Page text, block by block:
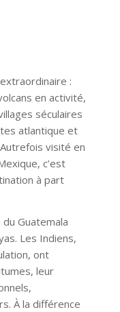
:
en activité,
séculaires
atlantique et
visité en
c’est
à part
Guatemala
Les Indiens,
ont
leur
À la différence